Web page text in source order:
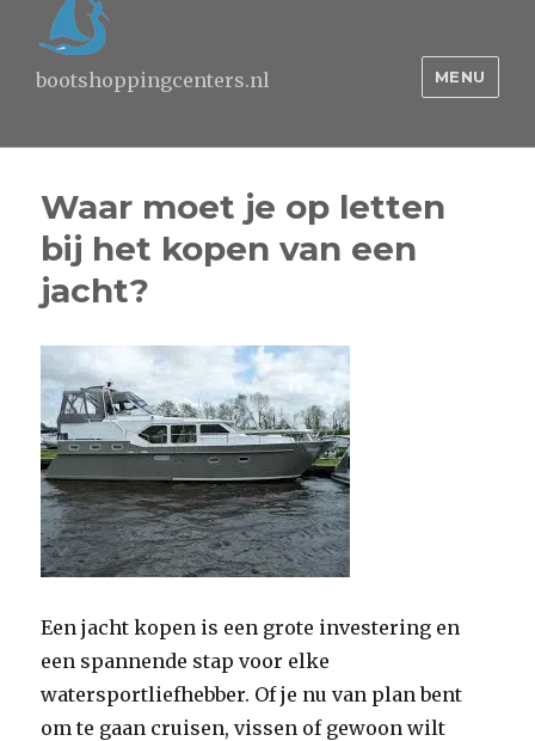
bootshoppingcenters.nl MENU
Waar moet je op letten
bij het kopen van een
jacht?
Een jacht kopen is een grote investering en
een spannende stap voor elke
watersportliefhebber. Of je nu van plan bent
om te gaan cruisen, vissen of gewoon wilt